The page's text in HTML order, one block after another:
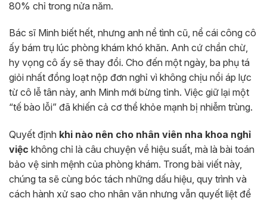
80% chỉ trong nửa năm.
Bác sĩ Minh biết hết, nhưng anh nể tình cũ, nể cái công cô
ấy bám trụ lúc phòng khám khó khăn. Anh cứ chần chừ,
hy vọng cô ấy sẽ thay đổi. Cho đến một ngày, ba phụ tá
giỏi nhất đồng loạt nộp đơn nghỉ vì không chịu nổi áp lực
từ cô lễ tân này, anh Minh mới bừng tỉnh. Việc giữ lại một
“tế bào lỗi” đã khiến cả cơ thể khỏe mạnh bị nhiễm trùng.
Quyết định khi nào nên cho nhân viên nha khoa nghỉ
việc không chỉ là câu chuyện về hiệu suất, mà là bài toán
bảo vệ sinh mệnh của phòng khám. Trong bài viết này,
chúng ta sẽ cùng bóc tách những dấu hiệu, quy trình và
cách hành xử sao cho nhân văn nhưng vẫn quyết liệt để